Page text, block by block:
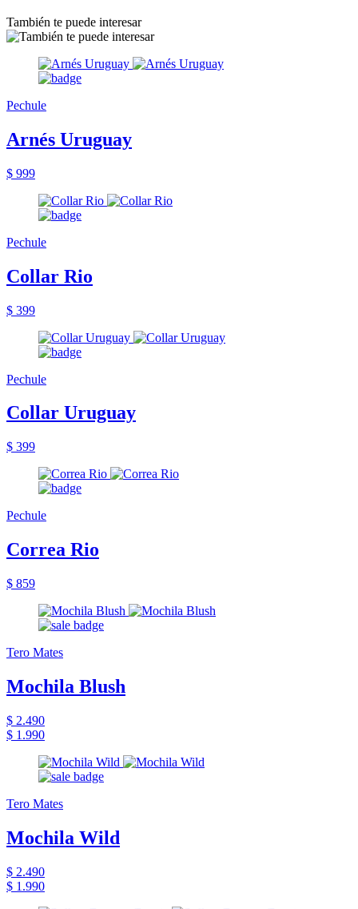
También te puede interesar
Pechule
Arnés Uruguay
$ 999
Pechule
Collar Rio
$ 399
Pechule
Collar Uruguay
$ 399
Pechule
Correa Rio
$ 859
Tero Mates
Mochila Blush
$ 2.490
$ 1.990
Tero Mates
Mochila Wild
$ 2.490
$ 1.990